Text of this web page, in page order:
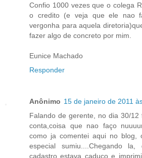
Confio 1000 vezes que o colega
o credito (e veja que ele nao
vergonha para aquela
fazer algo de concreto por mim.
Eunice Machado
Responder
Anônimo 15 de janeiro de 2011
Falando de gerente, no dia 30/
conta,coisa que nao faço
como ja comentei aqui no blog,
especial sumiu....Chegando
cadastro estava caduco e